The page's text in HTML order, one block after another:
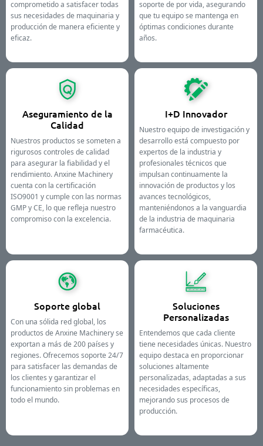
comprometido a satisfacer todas
sus necesidades de maquinaria y
producción de manera eficiente y
eficaz.
soporte de por vida, asegurando
que tu equipo se mantenga en
óptimas condiciones durante
años.
Aseguramiento de la
Calidad
Nuestros productos se someten a
rigurosos controles de calidad
para asegurar la fiabilidad y el
rendimiento. Anxine Machinery
cuenta con la certificación
ISO9001 y cumple con las normas
GMP y CE, lo que refleja nuestro
compromiso con la excelencia.
I+D Innovador
Nuestro equipo de investigación y
desarrollo está compuesto por
expertos de la industria y
profesionales técnicos que
impulsan continuamente la
innovación de productos y los
avances tecnológicos,
manteniéndonos a la vanguardia
de la industria de maquinaria
farmacéutica.
Soporte global
Con una sólida red global, los
productos de Anxine Machinery se
exportan a más de 200 países y
regiones. Ofrecemos soporte 24/7
para satisfacer las demandas de
los clientes y garantizar el
funcionamiento sin problemas en
todo el mundo.
Soluciones
Personalizadas
Entendemos que cada cliente
tiene necesidades únicas. Nuestro
equipo destaca en proporcionar
soluciones altamente
personalizadas, adaptadas a sus
necesidades específicas,
mejorando sus procesos de
producción.